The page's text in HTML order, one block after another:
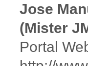
Jose
(Mister
Portal